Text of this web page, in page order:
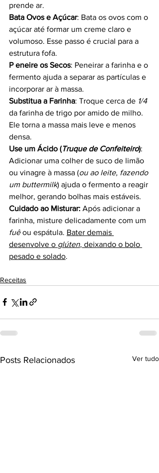
prende ar.
Bata Ovos e Açúcar: Bata os ovos com o
açúcar até formar um creme claro e
volumoso. Esse passo é crucial para a
estrutura fofa.
P eneire os Secos: Peneirar a farinha e o
fermento ajuda a separar as partículas e
incorporar ar à massa.
Substitua a Farinha: Troque cerca de 1/4
da farinha de trigo por amido de milho.
Ele torna a massa mais leve e menos
densa.
Use um Ácido (Truque de Confeiteiro):
Adicionar uma colher de suco de limão
ou vinagre à massa (ou ao leite, fazendo
um buttermilk) ajuda o fermento a reagir
melhor, gerando bolhas mais estáveis.
Cuidado ao Misturar: Após adicionar a
farinha, misture delicadamente com um
fuê ou espátula. Bater demais
desenvolve o glúten, deixando o bolo
pesado e solado.
Receitas
Posts Relacionados Ver tudo